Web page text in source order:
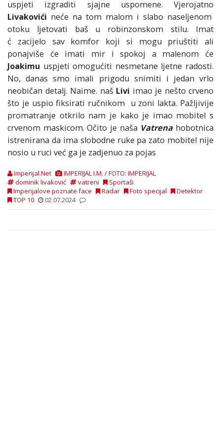
uspjeti izgraditi sjajne uspomene. Vjerojatno
Livakovići neće na tom malom i slabo naseljenom
otoku ljetovati baš u robinzonskom stilu. Imat
ć zacijelo sav komfor koji si mogu priuštiti ali
ponajviše će imati mir i spokoj a malenom će
Joakimu uspjeti omogućiti nesmetane ljetne radosti.
No, danas smo imali prigodu snimiti i jedan vrlo
neobičan detalj. Naime. naš Livi imao je nešto crveno
što je uspio fiksirati ručnikom u zoni lakta. Pažljivije
promatranje otkrilo nam je kako je imao mobitel s
crvenom maskicom. Očito je naša Vatrenahobotnica
istrenirana da ima slobodne ruke pa zato mobitel nije
nosio u ruci već ga je zadjenuo za pojas
Imperijal.Net
IMPERIJAL I.M. / FOTO: IMPERIJAL
dominik livaković
vatreni
Sportaši
Imperijalove poznate face
Radar Foto specijal
Detektor
TOP 10
02.07.2024